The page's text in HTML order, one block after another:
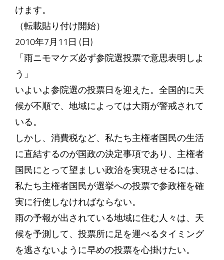
けます。
（転載貼り付け開始）
2010年7月11日 (日)
「雨ニモマケズ必ず参院選投票で意思表明しよ
う」
いよいよ参院選の投票日を迎えた。全国的に天
候が不順で、地域によっては大雨が警戒されて
いる。
しかし、消費税など、私たち主権者国民の生活
に直結するのが国政の決定事項であり、主権者
国民にとって望ましい政治を実現させるには、
私たち主権者国民が選挙への投票で参政権を確
実に行使しなければならない。
雨の予報が出されている地域に住む人々は、天
候を予測して、投票所に足を運べるタイミング
を逃さないように早めの投票を心掛けたい。